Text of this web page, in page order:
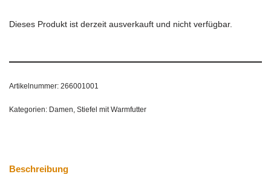
Dieses Produkt ist derzeit ausverkauft und nicht verfügbar.
Artikelnummer: 266001001
Kategorien: Damen Stiefel mit Warmfutter
Beschreibung